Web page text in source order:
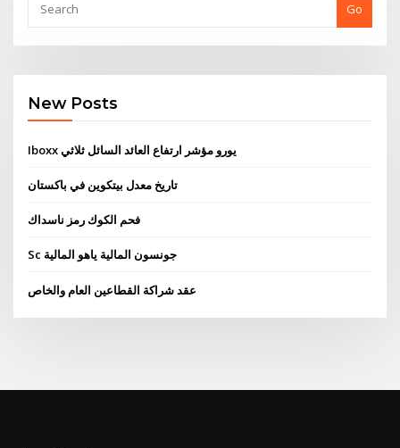
Go
New Posts
Iboxx يورو مؤشر ارتفاع العائد السائل ثلاثي
تاريخ معدل بيتكوين في باكستان
فحم الكوك رمز ناسداك
Sc جونسون المالية ياهو المالية
عقد شراكة القطاعين العام والخاص